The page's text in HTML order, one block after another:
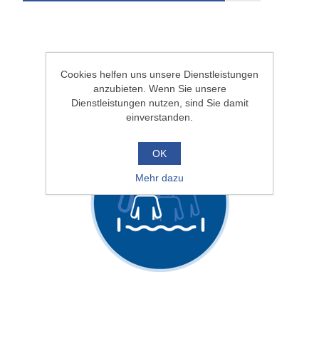
Cookies helfen uns unsere Dienstleistungen
anzubieten. Wenn Sie unsere
Dienstleistungen nutzen, sind Sie damit
einverstanden.
OK
Mehr dazu